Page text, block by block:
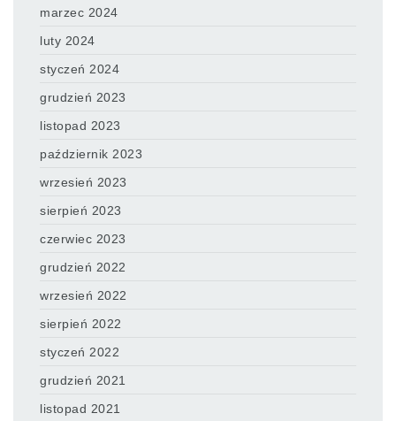
marzec 2024
luty 2024
styczeń 2024
grudzień 2023
listopad 2023
październik 2023
wrzesień 2023
sierpień 2023
czerwiec 2023
grudzień 2022
wrzesień 2022
sierpień 2022
styczeń 2022
grudzień 2021
listopad 2021